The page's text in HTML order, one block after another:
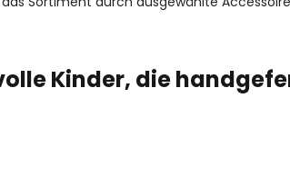
Kinder, die